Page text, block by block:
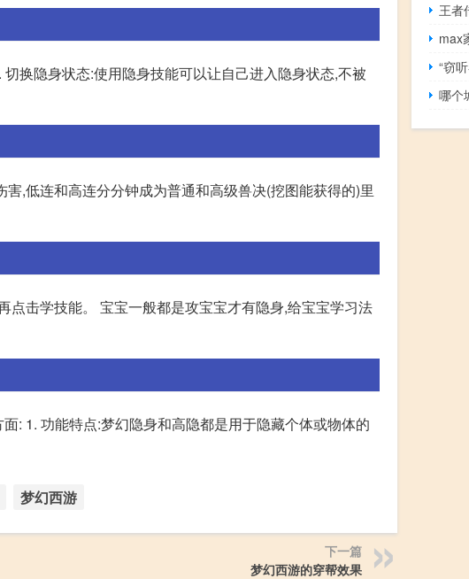
换隐身状态:使用隐身技能可以让自己进入隐身状态,不被
,低连和高连分分钟成为普通和高级兽决(挖图能获得的)里
击学技能。 宝宝一般都是攻宝宝才有隐身,给宝宝学习法
: 1. 功能特点:梦幻隐身和高隐都是用于隐藏个体或物体的
梦幻西游
下一篇
梦幻西游的穿帮效果
王者
max
“窃
哪个